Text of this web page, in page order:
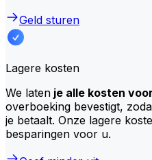
Geld sturen
Lagere kosten
We laten je alle kosten
overboeking bevestigt,
je betaalt. Onze lagere
besparingen voor u.